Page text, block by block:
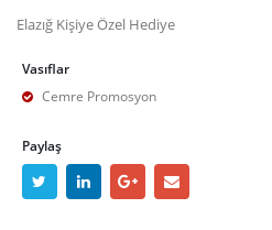
Elazığ Kişiye Özel Hediye
Vasıflar
Cemre Promosyon
Paylaş